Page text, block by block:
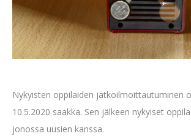
Nykyisten oppilaiden jatkoilmoittautuminen
10.5.2020 saakka. Sen jälkeen nykyiset
jonossa uusien kanssa.